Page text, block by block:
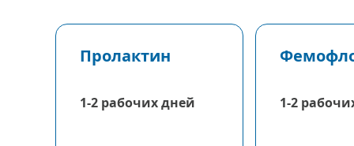
Пролактин
1-2 рабочих дней 1-2